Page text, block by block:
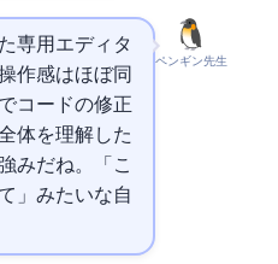
ペンギン先生
専用エディタ
作感はほぼ同
でコードの修正
体を理解した
みだね。「こ
」みたいな自